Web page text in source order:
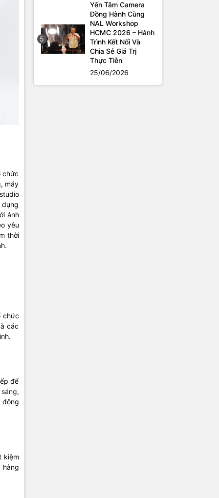
chức
máy
dụng
ánh
yêu
thời
chức
các
để
,
động
kiệm
hàng
5
Yến Tâm Camera
Đồng Hành Cùng
NAL Workshop
HCMC 2026 – Hành
Trình Kết Nối Và
Chia Sẻ Giá Trị
Thực Tiễn
25/06/2026